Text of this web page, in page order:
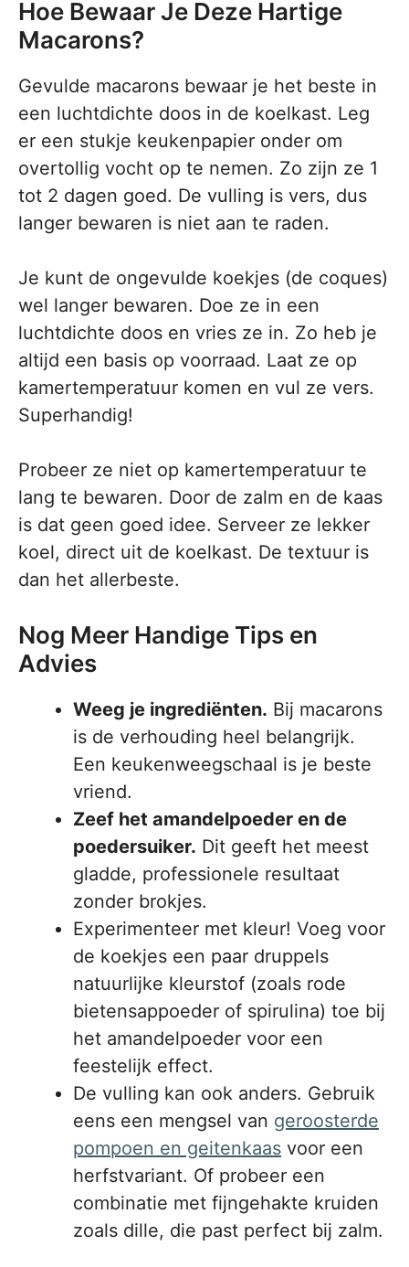
Hoe Bewaar Je Deze Hartige
Macarons?
Gevulde macarons bewaar je het beste in
een luchtdichte doos in de koelkast. Leg
er een stukje keukenpapier onder om
overtollig vocht op te nemen. Zo zijn ze 1
tot 2 dagen goed. De vulling is vers, dus
langer bewaren is niet aan te raden.
Je kunt de ongevulde koekjes (de coques)
wel langer bewaren. Doe ze in een
luchtdichte doos en vries ze in. Zo heb je
altijd een basis op voorraad. Laat ze op
kamertemperatuur komen en vul ze vers.
Superhandig!
Probeer ze niet op kamertemperatuur te
lang te bewaren. Door de zalm en de kaas
is dat geen goed idee. Serveer ze lekker
koel, direct uit de koelkast. De textuur is
dan het allerbeste.
Nog Meer Handige Tips en
Advies
Weeg je ingrediënten. Bij macarons
is de verhouding heel belangrijk.
Een keukenweegschaal is je beste
vriend.
Zeef het amandelpoeder en de
poedersuiker. Dit geeft het meest
gladde, professionele resultaat
zonder brokjes.
Experimenteer met kleur! Voeg voor
de koekjes een paar druppels
natuurlijke kleurstof (zoals rode
bietensappoeder of spirulina) toe bij
het amandelpoeder voor een
feestelijk effect.
De vulling kan ook anders. Gebruik
eens een mengsel van geroosterde
pompoen en geitenkaas voor een
herfstvariant. Of probeer een
combinatie met fijngehakte kruiden
zoals dille, die past perfect bij zalm.